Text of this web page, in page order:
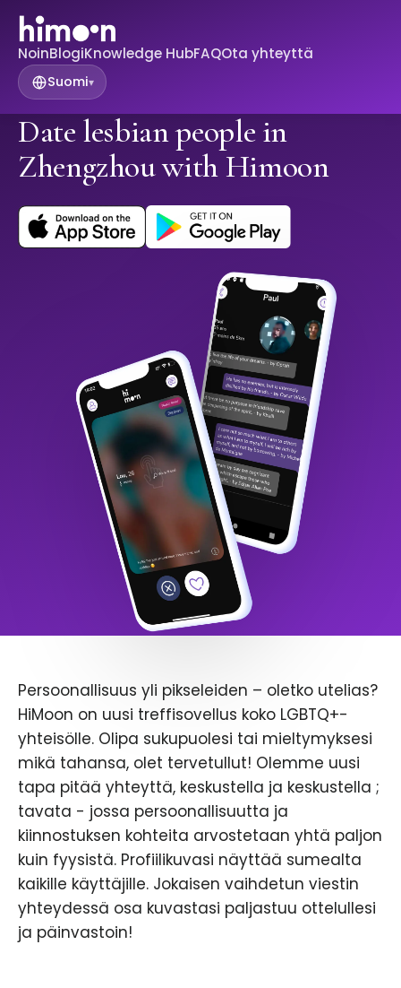
NoinBlogiKnowledge HubFAQOta yhteyttä
Suomi▾
Date lesbian people in
Zhengzhou with Himoon
Persoonallisuus yli pikseleiden – oletko utelias?
HiMoon on uusi treffisovellus koko LGBTQ+-
yhteisölle. Olipa sukupuolesi tai mieltymyksesi
mikä tahansa, olet tervetullut! Olemme uusi
tapa pitää yhteyttä, keskustella ja keskustella ;
tavata - jossa persoonallisuutta ja
kiinnostuksen kohteita arvostetaan yhtä paljon
kuin fyysistä. Profiilikuvasi näyttää sumealta
kaikille käyttäjille. Jokaisen vaihdetun viestin
yhteydessä osa kuvastasi paljastuu ottelullesi
ja päinvastoin!